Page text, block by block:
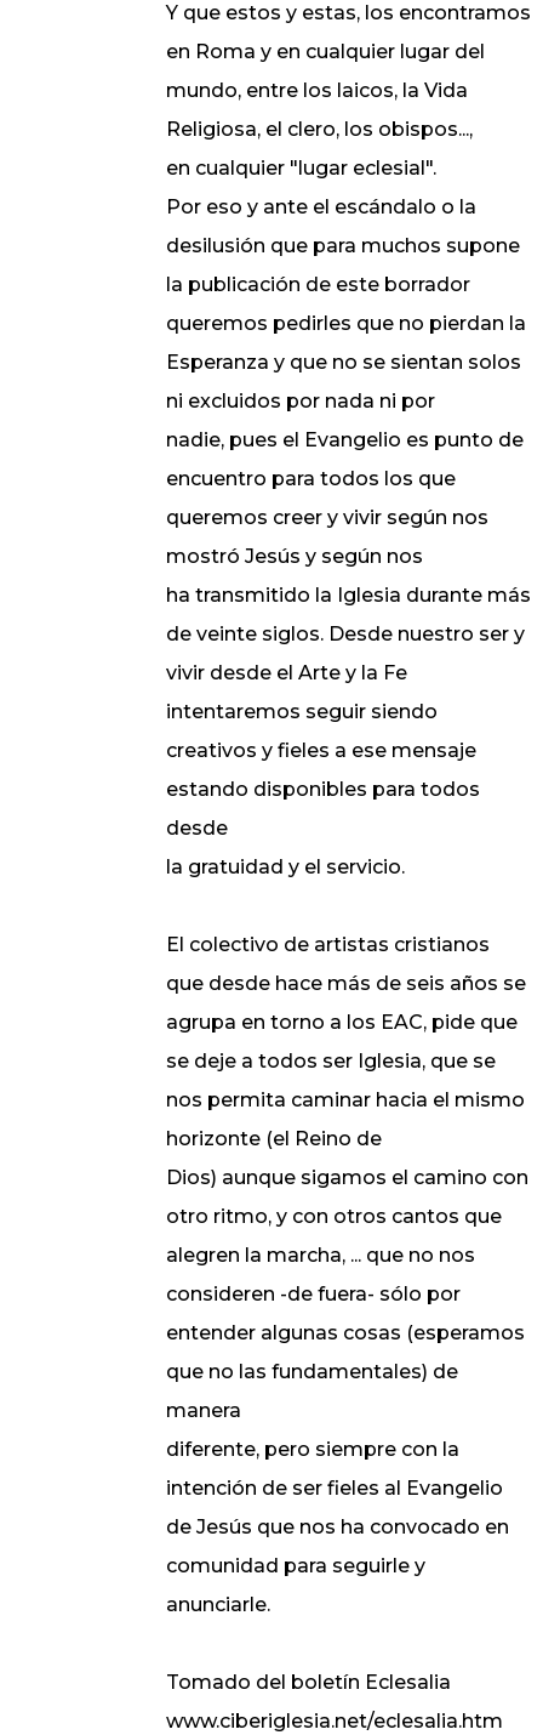
Y que estos y estas, los encontramos
en Roma y en cualquier lugar del
mundo, entre los laicos, la Vida
Religiosa, el clero, los obispos...,
en cualquier "lugar eclesial".
Por eso y ante el escándalo o la
desilusión que para muchos supone
la publicación de este borrador
queremos pedirles que no pierdan la
Esperanza y que no se sientan solos
ni excluidos por nada ni por
nadie, pues el Evangelio es punto de
encuentro para todos los que
queremos creer y vivir según nos
mostró Jesús y según nos
ha transmitido la Iglesia durante más
de veinte siglos. Desde nuestro ser y
vivir desde el Arte y la Fe
intentaremos seguir siendo
creativos y fieles a ese mensaje
estando disponibles para todos
desde
la gratuidad y el servicio.
El colectivo de artistas cristianos
que desde hace más de seis años se
agrupa en torno a los EAC, pide que
se deje a todos ser Iglesia, que se
nos permita caminar hacia el mismo
horizonte (el Reino de
Dios) aunque sigamos el camino con
otro ritmo, y con otros cantos que
alegren la marcha, ... que no nos
consideren -de fuera- sólo por
entender algunas cosas (esperamos
que no las fundamentales) de
manera
diferente, pero siempre con la
intención de ser fieles al Evangelio
de Jesús que nos ha convocado en
comunidad para seguirle y
anunciarle.
Tomado del boletín Eclesalia
www.ciberiglesia.net/eclesalia.htm